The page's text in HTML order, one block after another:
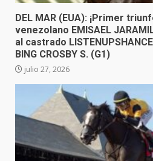
DEL MAR (EUA): ¡Primer
venezolano EMISAEL
al castrado
BING CROSBY S. (G1)
julio 27, 2026